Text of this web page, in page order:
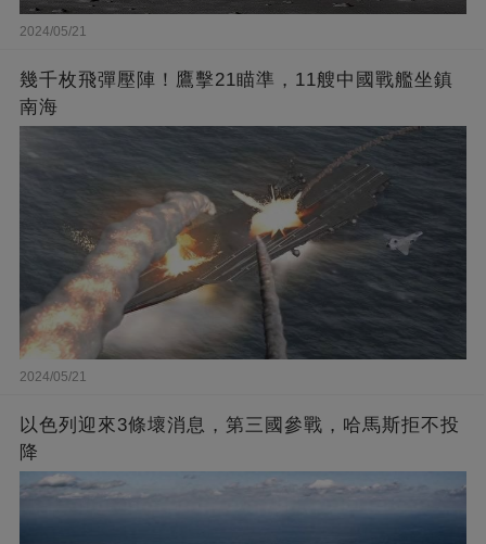
2024/05/21
幾千枚飛彈壓陣！鷹擊21瞄準，11艘中國戰艦坐鎮
南海
2024/05/21
以色列迎來3條壞消息，第三國參戰，哈馬斯拒不投
降